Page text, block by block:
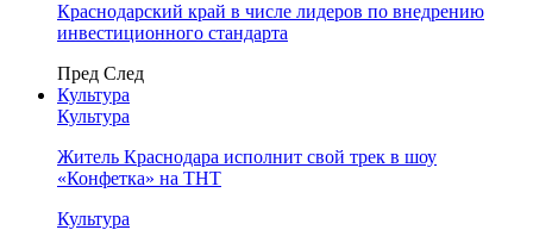
Краснодарский край в числе лидеров по внедрению
инвестиционного стандарта
Пред След
Культура
Культура
Житель Краснодара исполнит свой трек в шоу
«Конфетка» на ТНТ
Культура